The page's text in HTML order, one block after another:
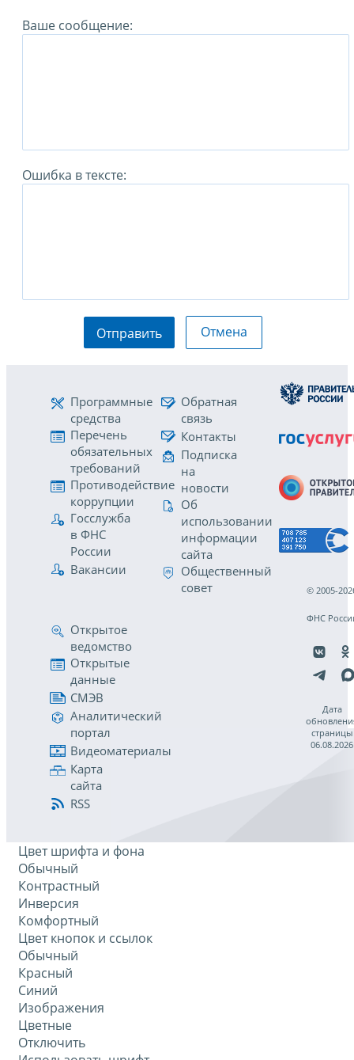
Ваше сообщение:
Ошибка в тексте:
Отправить Отмена
Программные
средства
Перечень
обязательных
требований
Противодействие
коррупции
Госслужба
в ФНС
России
Вакансии
Обратная
связь
Контакты
Подписка
на
новости
Об
использовании
информации
сайта
Общественный
совет
Открытое
ведомство
Открытые
данные
СМЭВ
Аналитический
портал
Видеоматериалы
Карта
сайта
RSS
© 2005-
ФНС
Дата
страницы
06.08.2026
Цвет шрифта и фона
Обычный
Контрастный
Инверсия
Комфортный
Цвет кнопок и ссылок
Обычный
Красный
Синий
Изображения
Цветные
Отключить